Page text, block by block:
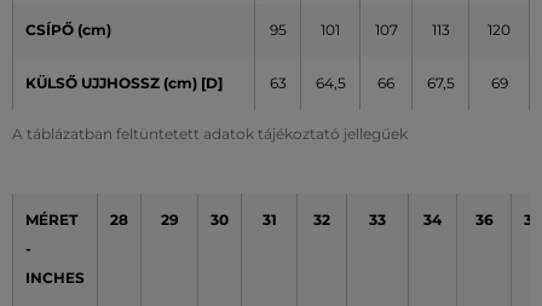
A táblázatban feltüntetett adatok tájékoztató jellegűek
CSÍPŐ (cm) 95 101 107 113 120
KÜLSŐ UJJHOSSZ (cm) [D] 63 64,5 66 67,5 69
MÉRET
-
INCHES
28 29 30 31 32 33 34 36 38